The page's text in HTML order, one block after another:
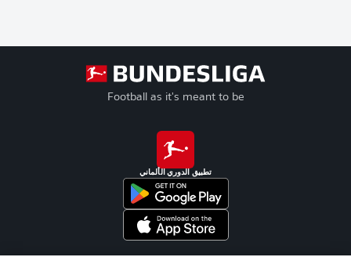
Football as it's meant to be
تطبيق الدوري الألماني